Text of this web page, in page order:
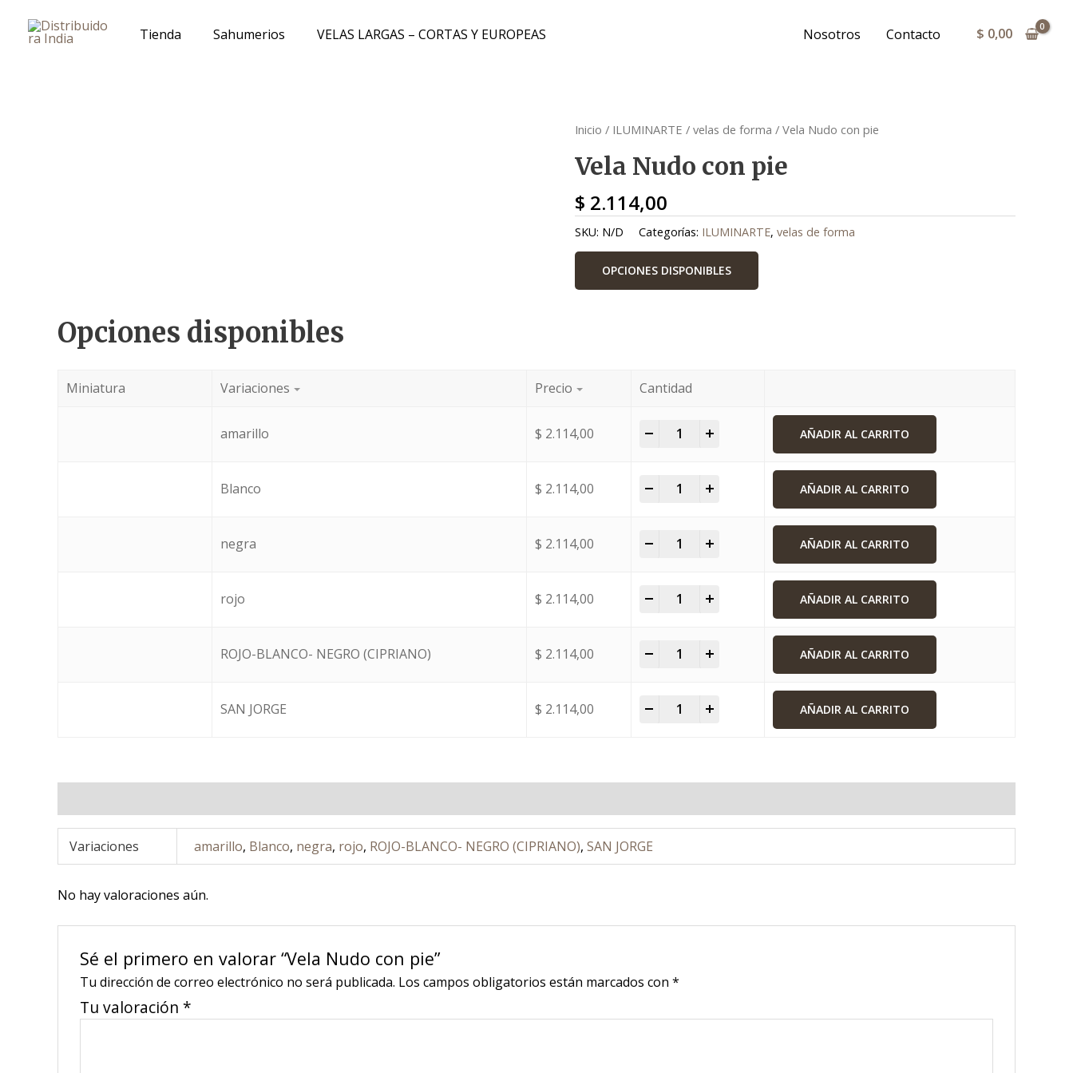
contenido
Tienda Sahumerios VELAS LARGAS – CORTAS Y EUROPEAS Nosotros Contacto $ 0,00
Inicio / ILUMINARTE / velas de forma / Vela Nudo con pie
Vela Nudo con pie
$ 2.114,00
SKU: N/D Categorías: ILUMINARTE, velas de forma
OPCIONES DISPONIBLES
Opciones disponibles
Miniatura Variaciones Precio Cantidad
amarillo $ 2.114,00
Vela Nudo con pie quantity
AÑADIR AL CARRITO
Blanco $ 2.114,00
Vela Nudo con pie quantity
AÑADIR AL CARRITO
negra $ 2.114,00
Vela Nudo con pie quantity
AÑADIR AL CARRITO
rojo $ 2.114,00
Vela Nudo con pie quantity
AÑADIR AL CARRITO
ROJO-BLANCO- NEGRO (CIPRIANO) $ 2.114,00
Vela Nudo con pie quantity
AÑADIR AL CARRITO
SAN JORGE $ 2.114,00
Vela Nudo con pie quantity
AÑADIR AL CARRITO
Variaciones amarillo, Blanco, negra, rojo, ROJO-BLANCO- NEGRO (CIPRIANO),SAN JORGE
No hay valoraciones aún.
Sé el primero en valorar “Vela Nudo con pie”
Tu dirección de correo electrónico no será publicada. Los campos obligatorios están marcados con *
Tu valoración *